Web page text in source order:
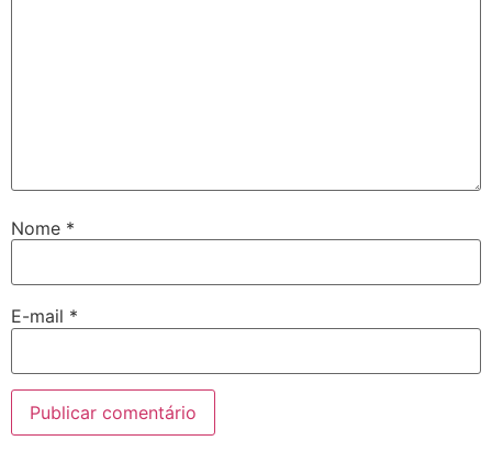
Nome *
E-mail *